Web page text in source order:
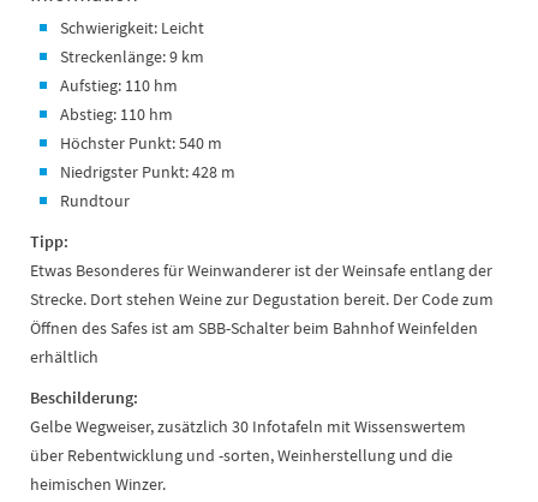
Schwierigkeit: Leicht
Streckenlänge: 9 km
Aufstieg: 110 hm
Abstieg: 110 hm
Höchster Punkt: 540 m
Niedrigster Punkt: 428 m
Rundtour
Tipp:
Etwas Besonderes für Weinwanderer ist der Weinsafe entlang der
Strecke. Dort stehen Weine zur Degustation bereit. Der Code zum
Öffnen des Safes ist am SBB-Schalter beim Bahnhof Weinfelden
erhältlich
Beschilderung:
Gelbe Wegweiser, zusätzlich 30 Infotafeln mit Wissenswertem
über Rebentwicklung und -sorten, Weinherstellung und die
heimischen Winzer.